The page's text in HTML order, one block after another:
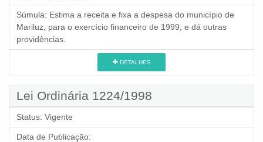
Súmula: Estima a receita e fixa a despesa do município de
Mariluz, para o exercício financeiro de 1999, e dá outras
providências.
DETALHES
Lei Ordinária 1224/1998
Status: Vigente
Data de Publicação: